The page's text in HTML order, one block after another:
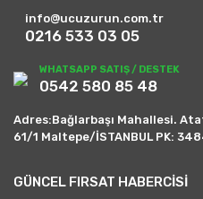
info@ucuzurun.com.tr
0216 533 03 05
WHATSAPP SATIŞ / DESTEK
0542 580 85 48
Adres:Bağlarbaşı Mahallesi.
61/1 Maltepe/İSTANBUL PK:
GÜNCEL FIRSAT HABERCİSİ